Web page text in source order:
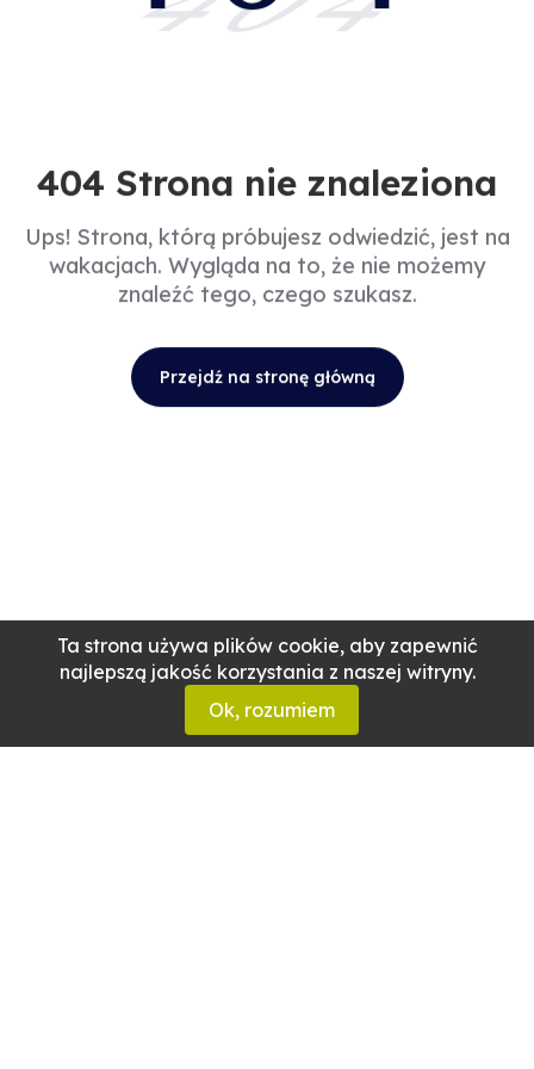
Ta strona używa plików cookie, aby zapewnić
najlepszą jakość korzystania z naszej witryny.
Ok, rozumiem
404 Strona nie znaleziona
Ups! Strona, którą próbujesz odwiedzić, jest na
wakacjach. Wygląda na to, że nie możemy
znaleźć tego, czego szukasz.
Przejdź na stronę główną